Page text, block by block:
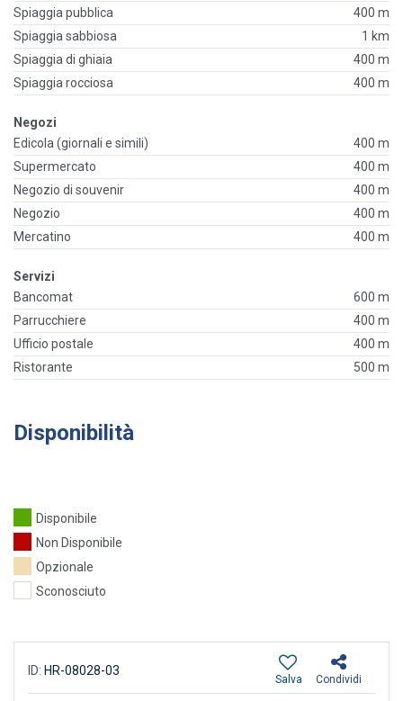
Spiaggia pubblica
400 m
Spiaggia sabbiosa
1 km
Spiaggia di ghiaia
400 m
Spiaggia rocciosa
400 m
Negozi
Edicola (giornali e simili)
400 m
Supermercato
400 m
Negozio di souvenir
400 m
Negozio
400 m
Mercatino
400 m
Servizi
Bancomat
600 m
Parrucchiere
400 m
Ufficio postale
400 m
Ristorante
500 m
Disponibilità
Disponibile
Non Disponibile
Opzionale
Sconosciuto
ID: HR-08028-03
Condividi
Salva